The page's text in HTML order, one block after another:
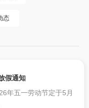
态
假通知
年五一劳动节定于5月